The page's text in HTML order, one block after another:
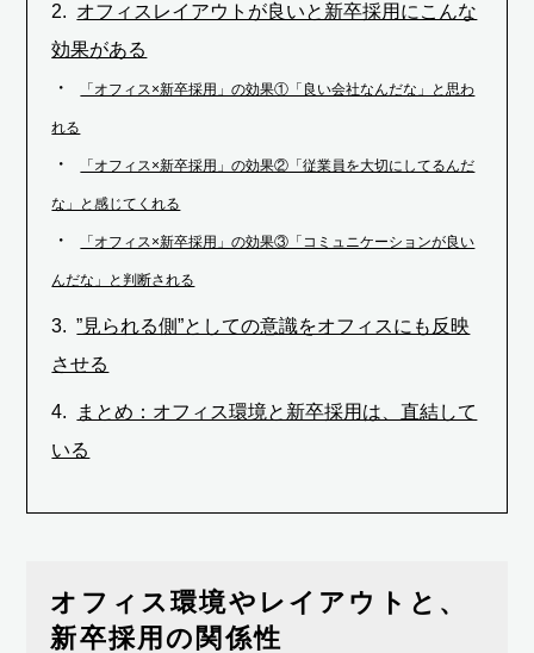
オフィスレイアウトが良いと新卒採用にこんな
効果がある
「オフィス×新卒採用」の効果①「良い会社なんだな」と思わ
れる
「オフィス×新卒採用」の効果②「従業員を大切にしてるんだ
な」と感じてくれる
「オフィス×新卒採用」の効果③「コミュニケーションが良い
んだな」と判断される
”見られる側”としての意識をオフィスにも反映
させる
まとめ：オフィス環境と新卒採用は、直結して
いる
オフィス環境やレイアウトと、
新卒採用の関係性